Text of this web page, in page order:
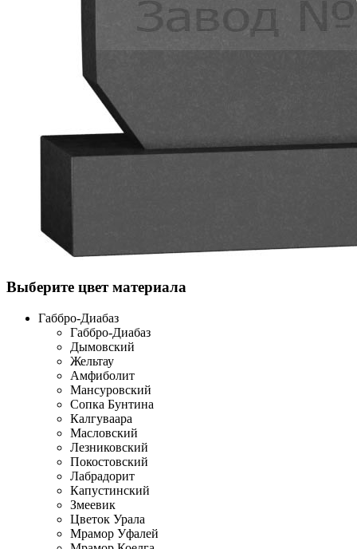
Выберите цвет материала
Габбро-Диабаз
Габбро-Диабаз
Дымовский
Жельтау
Амфиболит
Мансуровский
Сопка Бунтина
Калгуваара
Масловский
Лезниковский
Покостовский
Лабрадорит
Капустинский
Змеевик
Цветок Урала
Мрамор Уфалей